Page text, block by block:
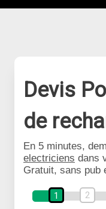
Devis
de
En 5 minutes,
electriciens dans
Gratuit, sans pub
1 2